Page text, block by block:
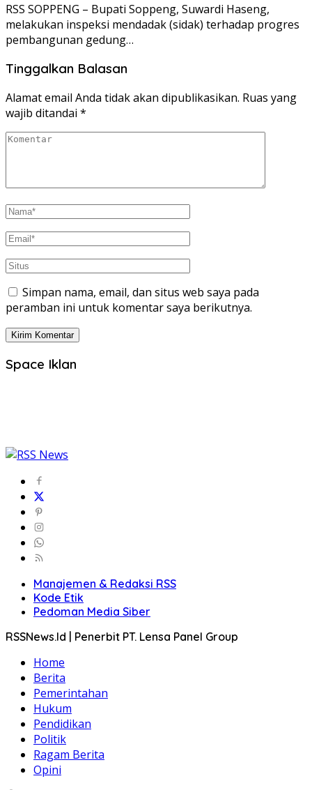
RSS SOPPENG – Bupati Soppeng, Suwardi Haseng,
melakukan inspeksi mendadak (sidak) terhadap progres
pembangunan gedung…
Tinggalkan Balasan
Alamat email Anda tidak akan dipublikasikan. Ruas yang
wajib ditandai *
Simpan nama, email, dan situs web saya pada
peramban ini untuk komentar saya berikutnya.
Space Iklan
Manajemen & Redaksi RSS
Kode Etik
Pedoman Media Siber
RSSNews.Id | Penerbit PT. Lensa Panel Group
Home
Berita
Pemerintahan
Hukum
Pendidikan
Politik
Ragam Berita
Opini